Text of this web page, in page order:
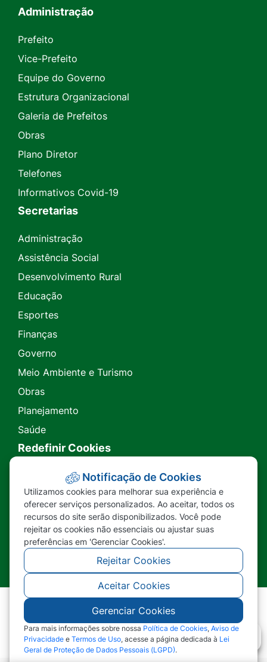
Administração
Prefeito
Vice-Prefeito
Equipe do Governo
Estrutura Organizacional
Galeria de Prefeitos
Obras
Plano Diretor
Telefones
Informativos Covid-19
Secretarias
Administração
Assistência Social
Desenvolvimento Rural
Educação
Esportes
Finanças
Governo
Meio Ambiente e Turismo
Obras
Planejamento
Saúde
Redefinir Cookies
Transparência
Ouvidoria
SIC
©2026 - Prefeitura Municipal de Nova Lacerda -
MT - Todos os direitos reservados
Notificação de Cookies
Utilizamos cookies para melhorar sua experiência e
oferecer serviços personalizados. Ao aceitar, todos os
recursos do site serão disponibilizados. Você pode
rejeitar os cookies não essenciais ou ajustar suas
preferências em 'Gerenciar Cookies'.
Rejeitar Cookies
Aceitar Cookies
Gerenciar Cookies
Para mais informações sobre nossa Política de Cookies, Aviso de
Privacidade e Termos de Uso, acesse a página dedicada à Lei
Geral de Proteção de Dados Pessoais (LGPD).